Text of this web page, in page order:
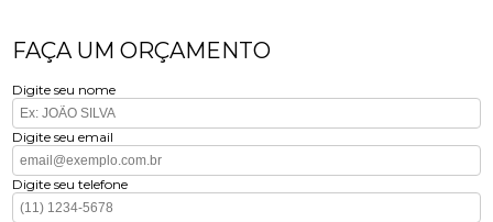
FAÇA UM ORÇAMENTO
Digite seu nome
Digite seu email
Digite seu telefone